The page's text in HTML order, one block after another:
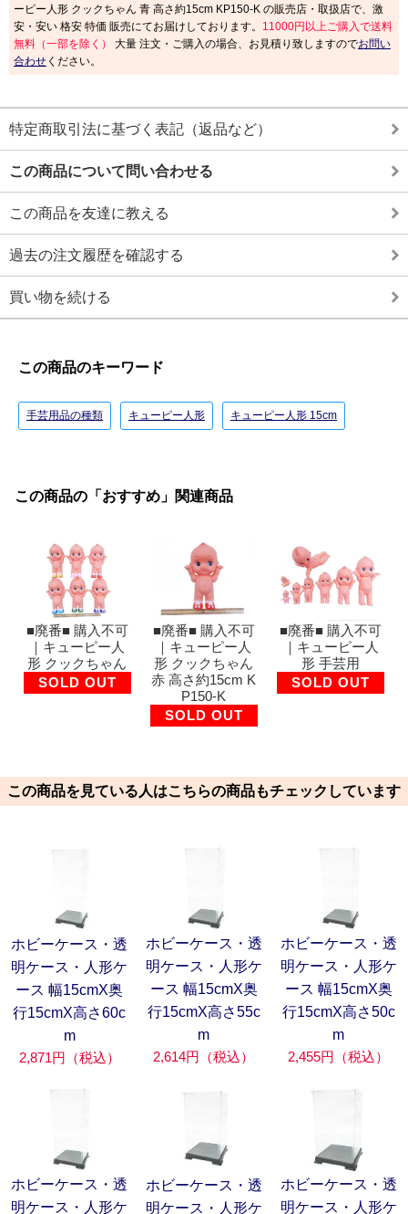
ーピー人形 クックちゃん 青 高さ約15cm KP150-K の販売店・取扱店で、激
安・安い 格安 特価 販売にてお届けしております。 11000円以上ご購入で送料
無料（一部を除く）
大量 注文・ご購入の場合、お見積り致しますのでお問い
合わせ ください。
特定商取引法に基づく表記（返品など）
この商品について問い合わせる
この商品を友達に教える
過去の注文履歴を確認する
買い物を続ける
この商品のキーワード
手芸用品の種類 キューピー人形 キューピー人形 15cm
この商品の「おすすめ」関連商品
■廃番■ 購入不可
｜キューピー人
形 クックちゃん
SOLD OUT
■廃番■ 購入不可
｜キューピー人
形 クックちゃん
赤 高さ約15cm K
P150-K
SOLD OUT
■廃番■ 購入不可
｜キューピー人
形 手芸用
SOLD OUT
この商品を見ている人はこちらの商品もチェックしています
ホビーケース・透
明ケース・人形ケ
ース 幅15cmX奥
行15cmX高さ60c
m
2,871円（税込）
ホビーケース・透
明ケース・人形ケ
ース 幅15cmX奥
行15cmX高さ55c
m
2,614円（税込）
ホビーケース・透
明ケース・人形ケ
ース 幅15cmX奥
行15cmX高さ50c
m
2,455円（税込）
ホビーケース・透
明ケース・人形ケ
ホビーケース・透
明ケース・人形ケ
ホビーケース・透
明ケース・人形ケ